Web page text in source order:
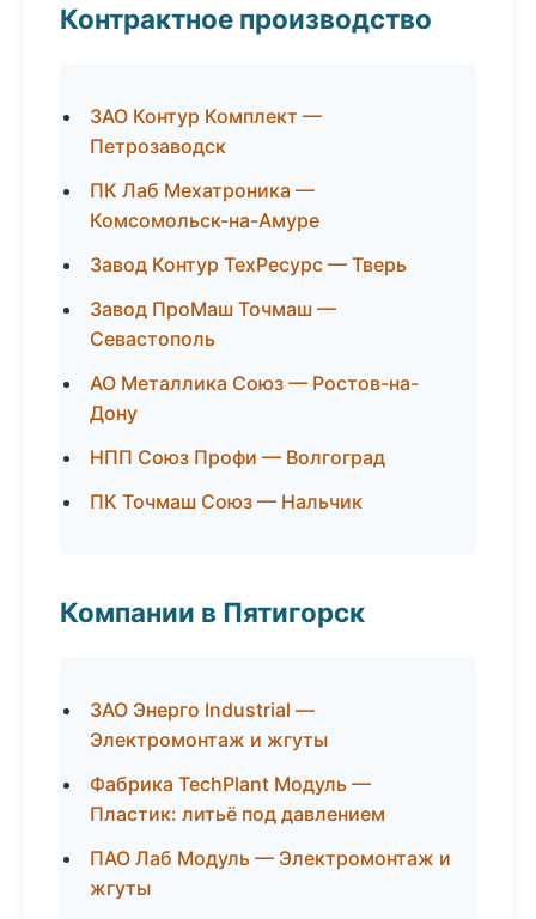
Контрактное производство
ЗАО Контур Комплект —
Петрозаводск
ПК Лаб Мехатроника —
Комсомольск-на-Амуре
Завод Контур ТехРесурс — Тверь
Завод ПроМаш Точмаш —
Севастополь
АО Металлика Союз — Ростов-на-
Дону
НПП Союз Профи — Волгоград
ПК Точмаш Союз — Нальчик
Компании в Пятигорск
ЗАО Энерго Industrial —
Электромонтаж и жгуты
Фабрика TechPlant Модуль —
Пластик: литьё под давлением
ПАО Лаб Модуль — Электромонтаж и
жгуты